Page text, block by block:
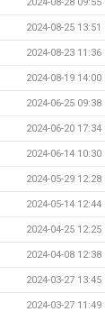
2024-08-25 13:51
2024-08-23 11:36
2024-08-19 14:00
2024-06-25 09:38
2024-06-20 17:34
2024-06-14 10:30
2024-05-29 12:28
2024-05-14 12:44
2024-04-25 12:25
2024-04-08 12:38
2024-03-27 13:45
2024-03-27 11:49